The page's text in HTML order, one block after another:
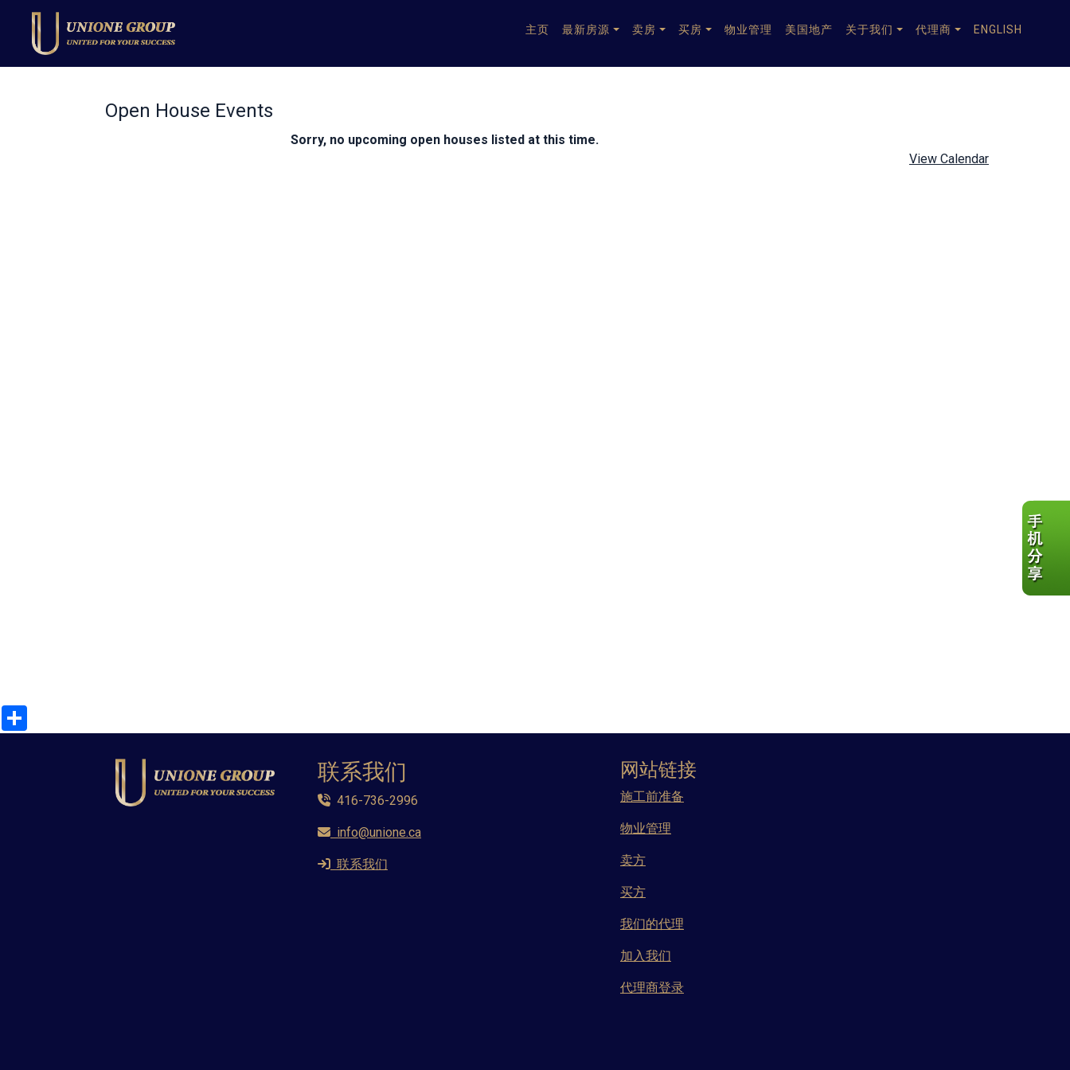
主页 最新房源 卖房 买房 物业管理 美国地产 关于我们 代理商 ENGLISH
Open House Events
Sorry, no upcoming open houses listed at this time.
View Calendar
联系我们
416-736-2996
info@unione.ca
联系我们
网站链接
施工前准备
物业管理
卖方
买方
我们的代理
加入我们
代理商登录